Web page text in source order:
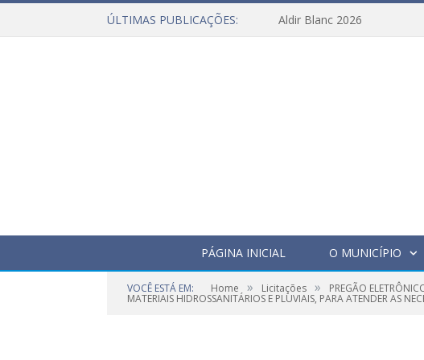
ÚLTIMAS PUBLICAÇÕES: Aldir Blanc 2026
PÁGINA INICIAL O MUNICÍPIO
VOCÊ ESTÁ EM: Home » Licitações » PREGÃO
MATERIAIS HIDROSSANITÁRIOS E PLUVIAIS, PARA ATENDER AS